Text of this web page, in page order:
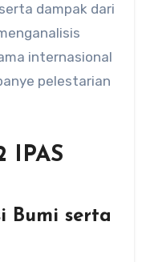
dampak dari
internasional
pelestarian
IPAS
Bumi serta